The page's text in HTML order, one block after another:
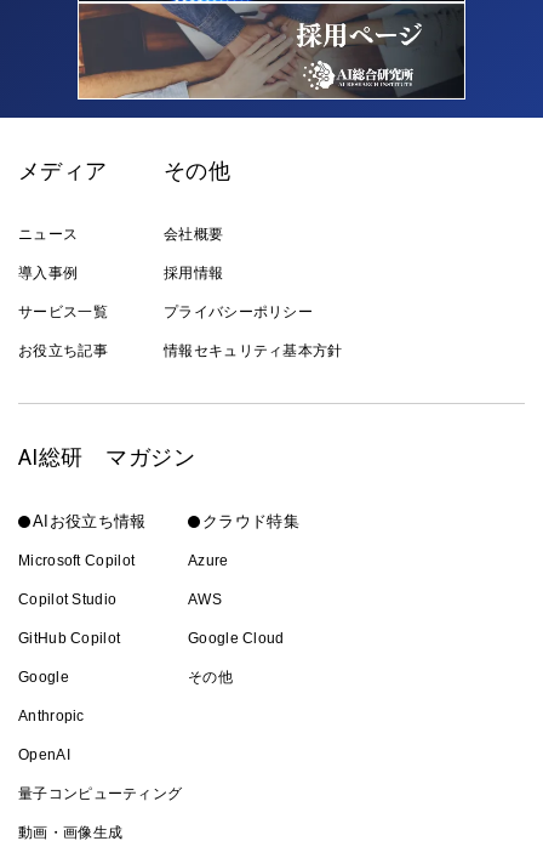
メディア
ニュース
導入事例
サービス一覧
お役立ち記事
その他
会社概要
採用情報
プライバシーポリシー
情報セキュリティ基本方針
AI総研 マガジン
AIお役立ち情報
Microsoft Copilot
Copilot Studio
GitHub Copilot
Google
Anthropic
OpenAI
量子コンピューティング
動画・画像生成
クラウド特集
Azure
AWS
Google Cloud
その他